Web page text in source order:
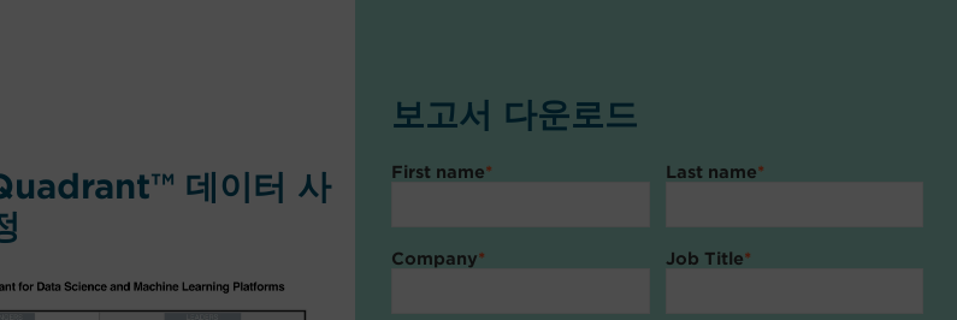
보고서 다운로드
First name* Last name*
Company* Job Title*
데이터 사